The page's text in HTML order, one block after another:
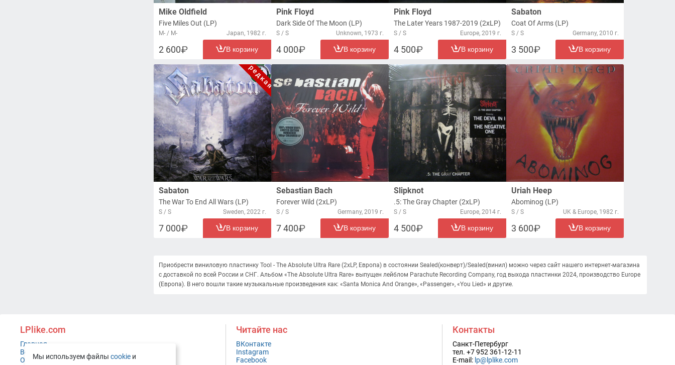
Mike Oldfield
Five Miles Out (LP)
M- / M- Japan, 1982 г.
2 600 В корзину
Pink Floyd
Dark Side Of The Moon (LP)
S / S Unknown, 1973 г.
4 000 В корзину
Pink Floyd
The Later Years 1987-2019 (2xLP)
S / S Europe, 2019 г.
4 500 В корзину
Sabaton
Coat Of Arms (LP)
S / S Germany, 2010 г.
3 500 В корзину
Sabaton
The War To End All Wars (LP)
S / S Sweden, 2022 г.
7 000 В корзину
Sebastian Bach
Forever Wild (2xLP)
S / S Germany, 2019 г.
7 400 В корзину
Slipknot
.5: The Gray Chapter (2xLP)
S / S Europe, 2014 г.
4 500 В корзину
Uriah Heep
Abominog (LP)
S / S UK & Europe, 1982 г.
3 600 В корзину
Приобрести виниловую пластинку Tool - The Absolute Ultra Rare (2xLP, Европа) в состоянии Sealed(конверт)/Sealed(винил) можно через сайт нашего интернет-магазина
с доставкой по всей России и СНГ. Альбом «The Absolute Ultra Rare» выпущен лейблом Parachute Recording Company, год выхода пластинки 2024, производство Europe
(Европа). В него вошли такие музыкальные произведения как: «Santa Monica And Orange», «Passenger», «You Lied» и другие.
LPlike.com
Главная
Все пластинки
Оценка состояния
Читайте нас
ВКонтакте
Instagram
Facebook
Контакты
Санкт-Петербург
тел. +7 952 361-12-11
E-mail: lp@lplike.com
Мы используем файлы cookie и